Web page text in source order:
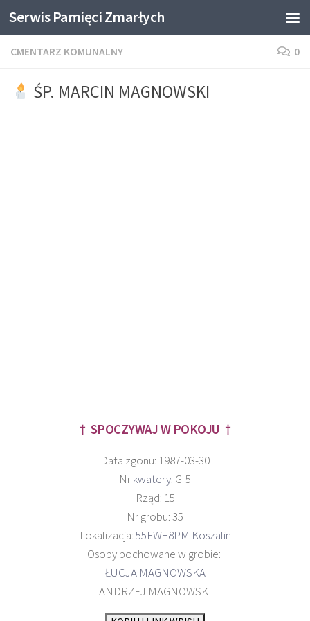
Skip to content
Serwis Pamięci Zmarłych
CMENTARZ KOMUNALNY 0
ŚP. MARCIN MAGNOWSKI
† SPOCZYWAJ W POKOJU †
Data zgonu: 1987-03-30
Nrkwatery: G-5
Rząd: 15
Nr grobu: 35
Lokalizacja:55FW+8PM Koszalin
Osoby pochowane w grobie:
ŁUCJA MAGNOWSKA
ANDRZEJ MAGNOWSKI